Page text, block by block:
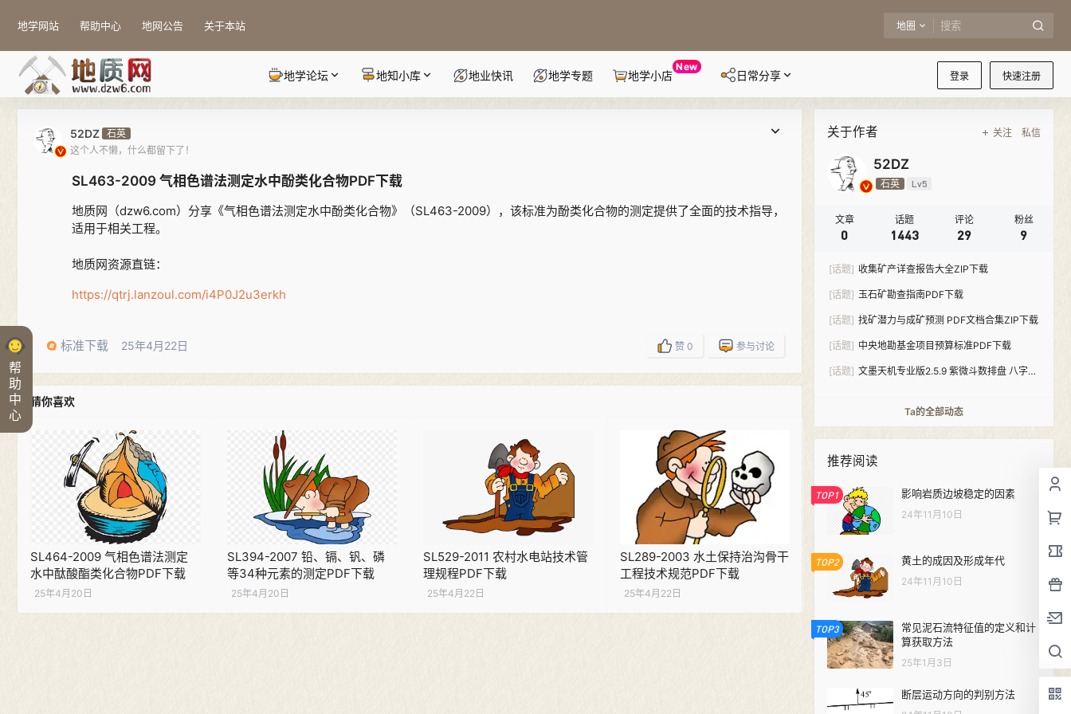
帮
助
中
心
地学网站 帮助中心 地网公告 关于本站 地圈
登录 快速注册
地学论坛 地知小库 地业快讯 地学专题 地学小店
New
日常分享
52DZ 石英
这个人不懒，什么都留下了！
SL463-2009 气相色谱法测定水中酚类化合物PDF下载
地质网（dzw6.com）分享《气相色谱法测定水中酚类化合物》（SL463-2009），该标准为酚类化合物的测定提供了全面的技术指导，
适用于相关工程。
地质网资源直链：
https://qtrj.lanzoul.com/i4P0J2u3erkh
标准下载 25年4月22日 赞 0 参与讨论
猜你喜欢
SL464-2009 气相色谱法测定
水中酞酸酯类化合物PDF下载
25年4月20日
SL394-2007 铅、镉、钒、磷
等34种元素的测定PDF下载
25年4月20日
SL529-2011 农村水电站技术管
理规程PDF下载
25年4月22日
SL289-2003 水土保持治沟骨干
工程技术规范PDF下载
25年4月22日
关于作者 关注 私信
52DZ
石英 Lv5
文章
0
话题
1443
评论
29
粉丝
9
[话题] 收集矿产详查报告大全ZIP下载
[话题] 玉石矿勘查指南PDF下载
[话题] 找矿潜力与成矿预测 PDF文档合集ZIP下载
[话题] 中央地勘基金项目预算标准PDF下载
[话题] 文墨天机专业版2.5.9 紫微斗数排盘 八字算
Ta的全部动态
推荐阅读
TOP1 影响岩质边坡稳定的因素
24年11月10日
TOP2 黄土的成因及形成年代
24年11月10日
TOP3
常见泥石流特征值的定义和计
算获取方法
25年1月3日
断层运动方向的判别方法